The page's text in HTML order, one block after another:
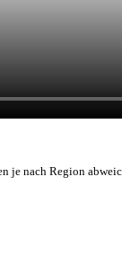
je nach Region